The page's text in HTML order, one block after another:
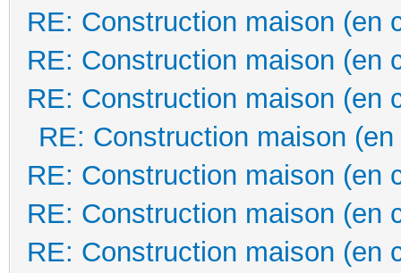
RE: Construction maison (en
RE: Construction maison (en
RE: Construction maison (en
RE: Construction maison
RE: Construction maison (en
RE: Construction maison (en
RE: Construction maison (en